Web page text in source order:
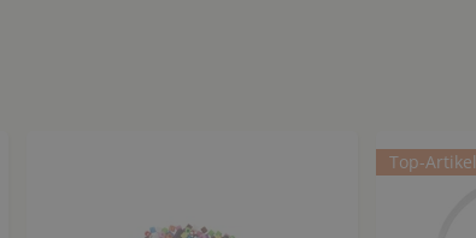
Top-Artikel